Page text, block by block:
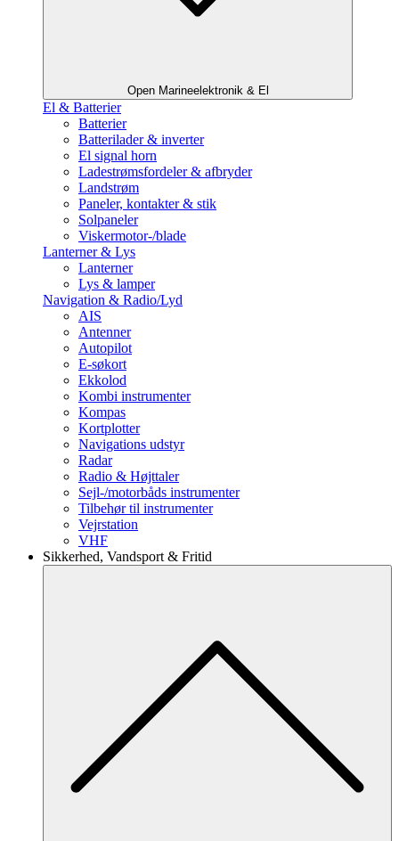
Open Marineelektronik & El
El & Batterier
Batterier
Batterilader & inverter
El signal horn
Ladestrømsfordeler & afbryder
Landstrøm
Paneler, kontakter & stik
Solpaneler
Viskermotor-/blade
Lanterner & Lys
Lanterner
Lys & lamper
Navigation & Radio/Lyd
AIS
Antenner
Autopilot
E-søkort
Ekkolod
Kombi instrumenter
Kompas
Kortplotter
Navigations udstyr
Radar
Radio & Højttaler
Sejl-/motorbåds instrumenter
Tilbehør til instrumenter
Vejrstation
VHF
Sikkerhed, Vandsport & Fritid